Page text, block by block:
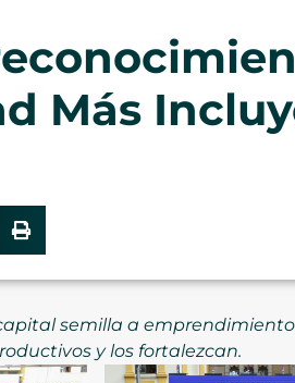
Más
semilla a
y los fortalezcan.